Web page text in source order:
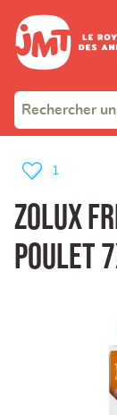
Zolux
Poulet
1